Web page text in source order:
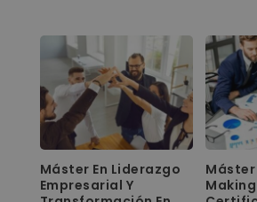
2.380,00€. 595,00€.
Máster En Liderazgo
Empresarial Y